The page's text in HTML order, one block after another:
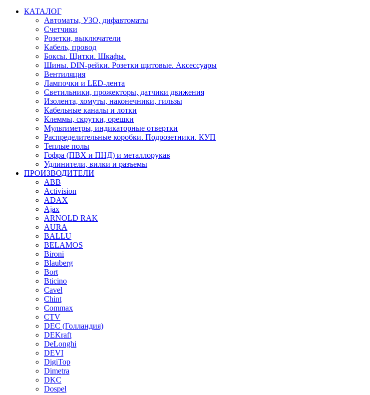
КАТАЛОГ
Автоматы, УЗО, дифавтоматы
Счетчики
Розетки, выключатели
Кабель, провод
Боксы. Щитки. Шкафы.
Шины. DIN-рейки. Розетки щитовые. Аксессуары
Вентиляция
Лампочки и LED-лента
Светильники, прожекторы, датчики движения
Изолента, хомуты, наконечники, гильзы
Кабельные каналы и лотки
Клеммы, скрутки, орешки
Мультиметры, индикаторные отвертки
Распределительные коробки. Подрозетники. КУП
Теплые полы
Гофра (ПВХ и ПНД) и металлорукав
Удлинители, вилки и разъемы
ПРОИЗВОДИТЕЛИ
ABB
Activision
ADAX
Ajax
ARNOLD RAK
AURA
BALLU
BELAMOS
Bironi
Blauberg
Bort
Bticino
Cavel
Chint
Commax
CTV
DEC (Голландия)
DEKraft
DeLonghi
DEVI
DigiTop
Dimetra
DKC
Dospel